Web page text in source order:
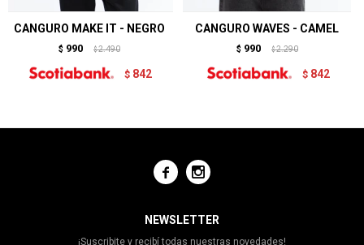
CANGURO MAKE IT - NEGRO
$ 990 $ 2.490
$ 842
CANGURO WAVES - CAMEL
$ 990 $ 2.290
$ 842
 
NEWSLETTER
¡Suscribite y recibí todas nuestras novedades!